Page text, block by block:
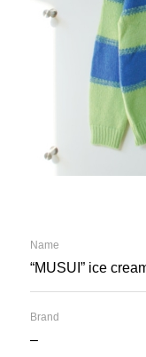
Name
“MUSUI” ice
Brand
–